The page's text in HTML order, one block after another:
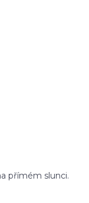
přímém slunci.